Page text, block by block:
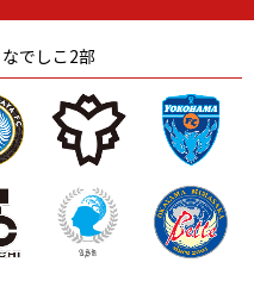
石人の星
静岡 愛媛Ｌ
なでしこ2部